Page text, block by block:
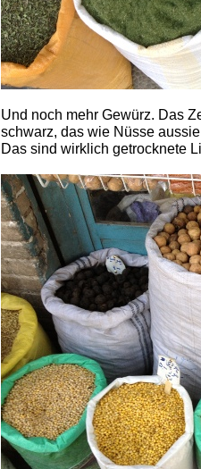
Und noch mehr Gewürz. Das
schwarz, das wie Nüsse
Das sind wirklich getrocknete